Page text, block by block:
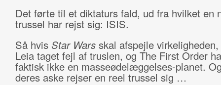
Det førte til et diktaturs fald, ud fra hvilket en
trussel har rejst sig: ISIS.
Så hvis Star Warsskal afspejle virkeligheden,
Leia taget fejl af truslen, og The First Order
faktisk ikke en masseødelæggelses-planet.
deres aske rejser en reel trussel sig …